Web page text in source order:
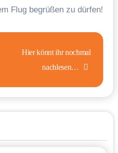
Flug begrüßen zu dürfen!
Hier könnt ihr nochmal
nachlesen…